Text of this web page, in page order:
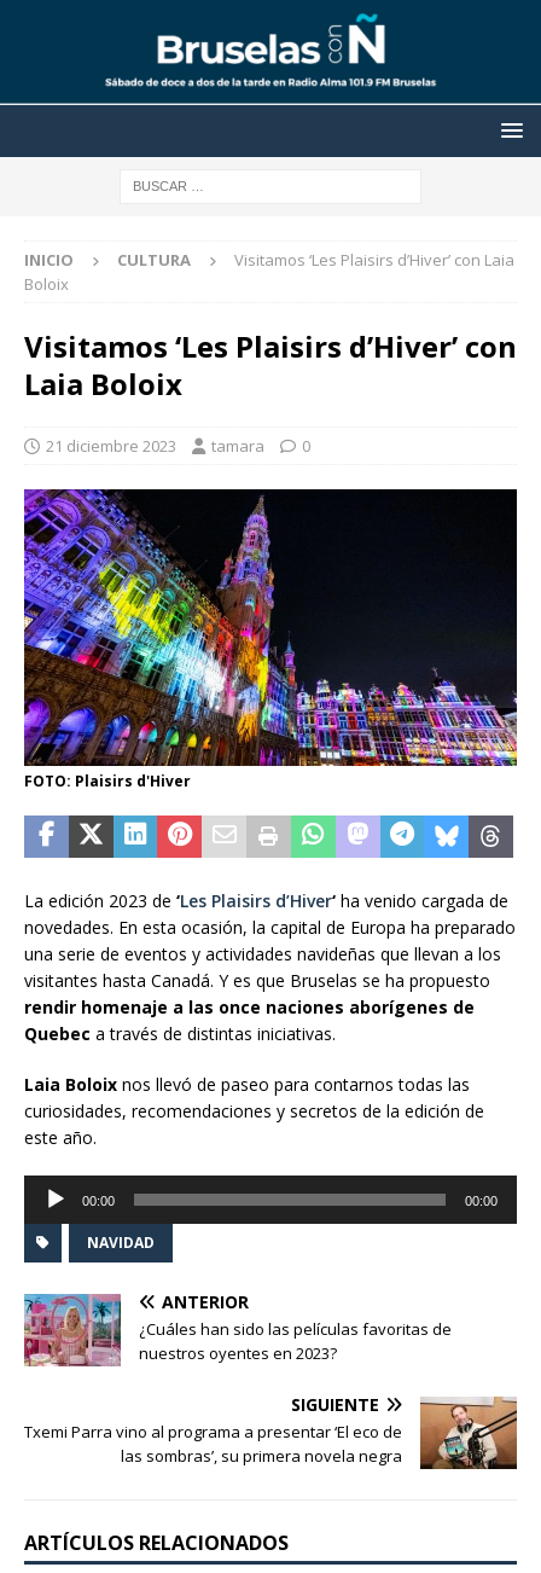
INICIO CULTURA
Visitamos ‘Les Plaisirs d’Hiver’ con Laia
Boloix
Visitamos ‘Les Plaisirs d’Hiver’ con
Laia Boloix
21 diciembre 2023 tamara 0
FOTO: Plaisirs d'Hiver
La edición 2023 de ‘Les Plaisirs d’Hiver‘ ha venido cargada de
novedades. En esta ocasión, la capital de Europa ha preparado
una serie de eventos y actividades navideñas que llevan a los
visitantes hasta Canadá. Y es que Bruselas se ha propuesto
rendir homenaje a las once naciones aborígenes de
Quebec a través de distintas iniciativas.
Laia Boloix nos llevó de paseo para contarnos todas las
curiosidades, recomendaciones y secretos de la edición de
este año.
Reproductor
audio
00:00 00:00
NAVIDAD
ANTERIOR
¿Cuáles han sido las películas favoritas de
nuestros oyentes en 2023?
SIGUIENTE
Txemi Parra vino al programa a presentar ‘El eco de
las sombras’, su primera novela negra
ARTÍCULOS RELACIONADOS